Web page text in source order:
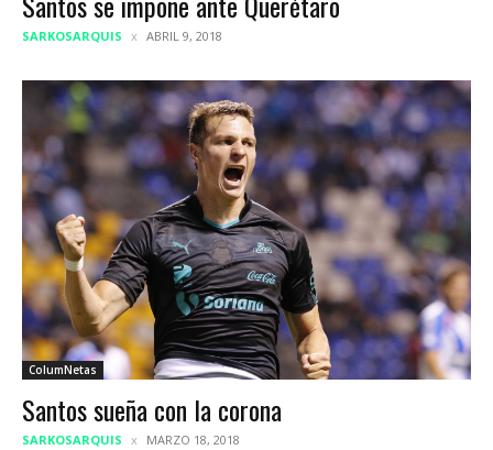
SARKOSARQUIS ABRIL 9, 2018
ColumNetas
Santos sueña con la corona
SARKOSARQUIS MARZO 18, 2018